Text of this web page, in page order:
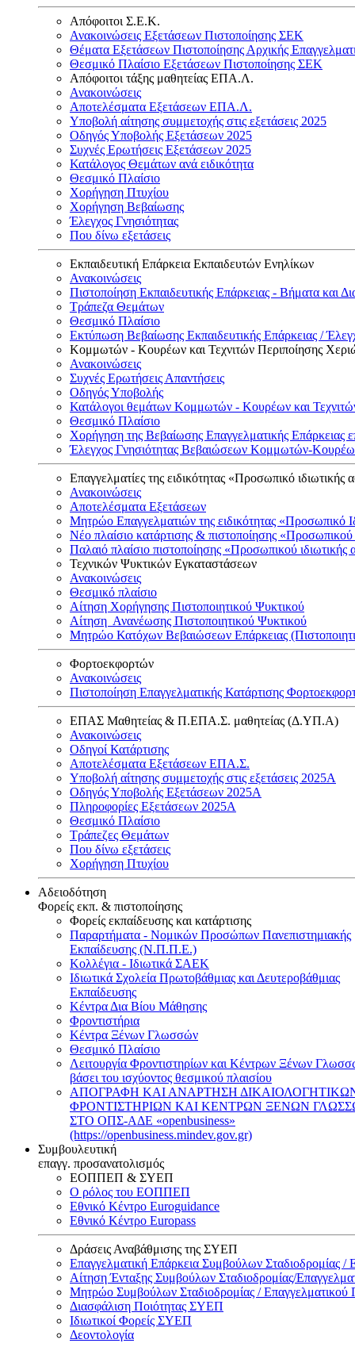
Απόφοιτοι Σ.Ε.Κ.
Ανακοινώσεις Εξετάσεων Πιστοποίησης ΣΕΚ
Θέματα Εξετάσεων Πιστοποίησης Αρχικής
Θεσμικό Πλαίσιο Εξετάσεων Πιστοποίησης ΣΕΚ
Απόφοιτοι τάξης μαθητείας ΕΠΑ.Λ.
Ανακοινώσεις
Αποτελέσματα Εξετάσεων ΕΠΑ.Λ.
Υποβολή αίτησης συμμετοχής στις εξετάσεις 2025
Οδηγός Υποβολής Εξετάσεων 2025
Συχνές Ερωτήσεις Εξετάσεων 2025
Κατάλογος Θεμάτων ανά ειδικότητα
Θεσμικό Πλαίσιο
Χορήγηση Πτυχίου
Χορήγηση Βεβαίωσης
Έλεγχος Γνησιότητας
Που δίνω εξετάσεις
Εκπαιδευτική Επάρκεια Εκπαιδευτών Ενηλίκων
Ανακοινώσεις
Πιστοποίηση Εκπαιδευτικής Επάρκειας - Βήματα και
Τράπεζα Θεμάτων
Θεσμικό Πλαίσιο
Εκτύπωση Βεβαίωσης Εκπαιδευτικής Επάρκειας /
Κομμωτών - Κουρέων και Τεχνιτών Περιποίησης
Ανακοινώσεις
Συχνές Ερωτήσεις Απαντήσεις
Οδηγός Υποβολής
Κατάλογοι θεμάτων Κομμωτών - Κουρέων και
Θεσμικό Πλαίσιο
Χορήγηση της Βεβαίωσης Επαγγελματικής
Έλεγχος Γνησιότητας Βεβαιώσεων Κομμωτών-
Επαγγελματίες της ειδικότητας «Προσωπικό ιδιωτικής
Ανακοινώσεις
Αποτελέσματα Εξετάσεων
Μητρώο Επαγγελματιών της ειδικότητας «Προσωπικό
Νέο πλαίσιο κατάρτισης & πιστοποίησης «Προσωπικού
Παλαιό πλαίσιο πιστοποίησης «Προσωπικού
Τεχνικών Ψυκτικών Εγκαταστάσεων
Ανακοινώσεις
Θεσμικό πλαίσιο
Αίτηση Χορήγησης Πιστοποιητικού Ψυκτικού
Αίτηση Ανανέωσης Πιστοποιητικού Ψυκτικού
Μητρώο Κατόχων Βεβαιώσεων Επάρκειας
Φορτοεκφορτών
Ανακοινώσεις
Πιστοποίηση Επαγγελματικής Κατάρτισης
ΕΠΑΣ Μαθητείας & Π.ΕΠΑ.Σ. μαθητείας (Δ.ΥΠ.Α)
Ανακοινώσεις
Oδηγοί Κατάρτισης
Αποτελέσματα Εξετάσεων ΕΠΑ.Σ.
Υποβολή αίτησης συμμετοχής στις εξετάσεις 2025Α
Οδηγός Υποβολής Εξετάσεων 2025A
Πληροφορίες Εξετάσεων 2025Α
Θεσμικό Πλαίσιο
Τράπεζες Θεμάτων
Που δίνω εξετάσεις
Χορήγηση Πτυχίου
Αδειοδότηση
Φορείς εκπ. & πιστοποίησης
Φορείς εκπαίδευσης και κατάρτισης
Παραρτήματα - Νομικών Προσώπων Πανεπιστημιακής
Εκπαίδευσης (Ν.Π.Π.Ε.)
Κολλέγια - Ιδιωτικά ΣΑΕΚ
Ιδιωτικά Σχολεία Πρωτοβάθμιας και Δευτεροβάθμιας
Εκπαίδευσης
Κέντρα Δια Βίου Μάθησης
Φροντιστήρια
Κέντρα Ξένων Γλωσσών
Θεσμικό Πλαίσιο
Λειτουργία Φροντιστηρίων και Κέντρων Ξένων
βάσει του ισχύοντος θεσμικού πλαισίου
ΑΠΟΓΡΑΦΗ ΚΑΙ ΑΝΑΡΤΗΣΗ
ΦΡΟΝΤΙΣΤΗΡΙΩΝ ΚΑΙ ΚΕΝΤΡΩΝ ΞΕΝΩΝ
ΣΤΟ ΟΠΣ-ΑΔΕ «openbusiness»
(https://openbusiness.mindev.gov.gr)
Συμβουλευτική
επαγγ. προσανατολισμός
ΕΟΠΠΕΠ & ΣΥΕΠ
Ο ρόλος του ΕΟΠΠΕΠ
Εθνικό Κέντρο Euroguidance
Εθνικό Κέντρο Europass
Δράσεις Αναβάθμισης της ΣΥΕΠ
Επαγγελματική Επάρκεια Συμβούλων Σταδιοδρομίας /
Αίτηση Ένταξης Συμβούλων Σταδιοδρομίας/
Μητρώο Συμβούλων Σταδιοδρομίας / Επαγγελματικού
Διασφάλιση Ποιότητας ΣΥΕΠ
Ιδιωτικοί Φορείς ΣΥΕΠ
Δεοντολογία